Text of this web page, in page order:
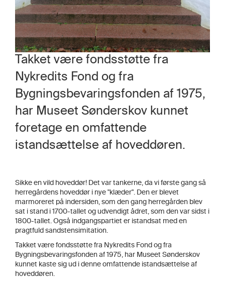
Takket være fondsstøtte fra
Nykredits Fond og fra
Bygningsbevaringsfonden af 1975,
har Museet Sønderskov kunnet
foretage en omfattende
istandsættelse af hoveddøren.
Sikke en vild hoveddør! Det var tankerne, da vi første gang så
herregårdens hoveddør i nye "klæder". Den er blevet
marmoreret på indersiden, som den gang herregården blev
sat i stand i 1700-tallet og udvendigt ådret, som den var sidst i
1800-tallet. Også indgangspartiet er istandsat med en
pragtfuld sandstensimitation.
Takket være fondsstøtte fra Nykredits Fond og fra
Bygningsbevaringsfonden af 1975, har Museet Sønderskov
kunnet kaste sig ud idenne omfattende istandsættelse af
hoveddøren.